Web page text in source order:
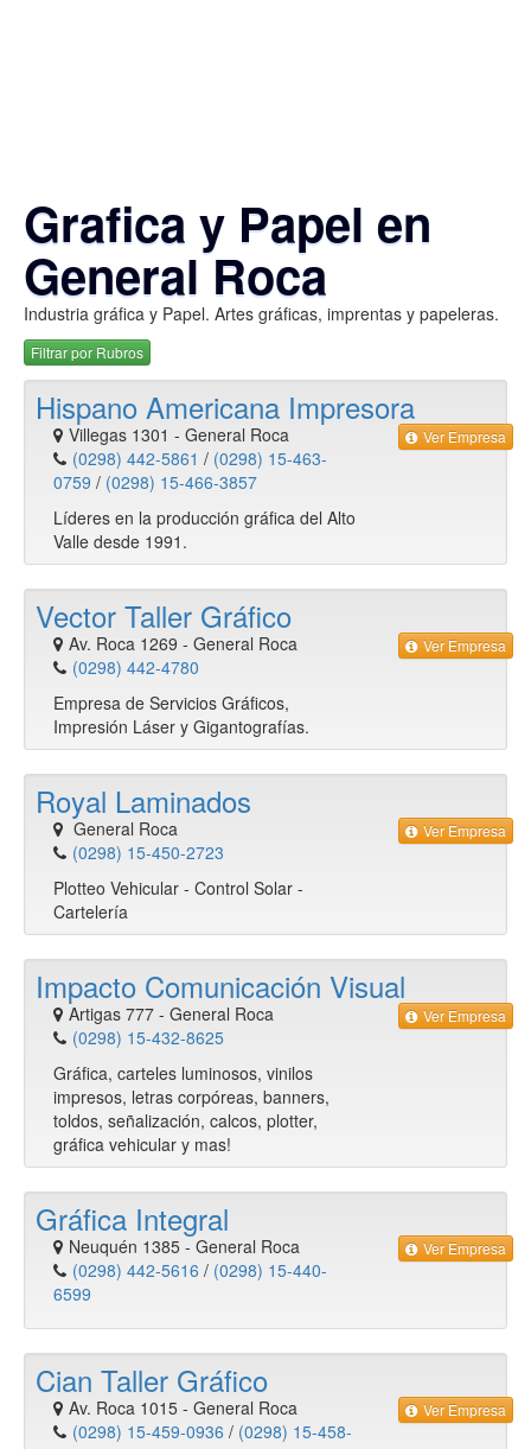
Grafica y Papel en
General Roca
Industria gráfica y Papel. Artes gráficas, imprentas y papeleras.
Filtrar por Rubros
Hispano Americana Impresora
Villegas 1301 - General Roca
(0298) 442-5861 / (0298) 15-463-
0759 / (0298) 15-466-3857
Líderes en la producción gráfica del Alto
Valle desde 1991.
Ver Empresa
Vector Taller Gráfico
Av. Roca 1269 - General Roca
(0298) 442-4780
Empresa de Servicios Gráficos,
Impresión Láser y Gigantografías.
Ver Empresa
Royal Laminados
General Roca
(0298) 15-450-2723
Plotteo Vehicular - Control Solar -
Cartelería
Ver Empresa
Impacto Comunicación Visual
Artigas 777 - General Roca
(0298) 15-432-8625
Gráfica, carteles luminosos, vinilos
impresos, letras corpóreas, banners,
toldos, señalización, calcos, plotter,
gráfica vehicular y mas!
Ver Empresa
Gráfica Integral
Neuquén 1385 - General Roca
(0298) 442-5616 / (0298) 15-440-
6599
Ver Empresa
Cian Taller Gráfico
Av. Roca 1015 - General Roca
(0298) 15-459-0936 / (0298) 15-458-
Ver Empresa